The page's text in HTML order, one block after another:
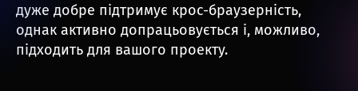
дуже добре підтримує крос-браузерність,
однак активно допрацьовується і, можливо,
підходить для вашого проекту.